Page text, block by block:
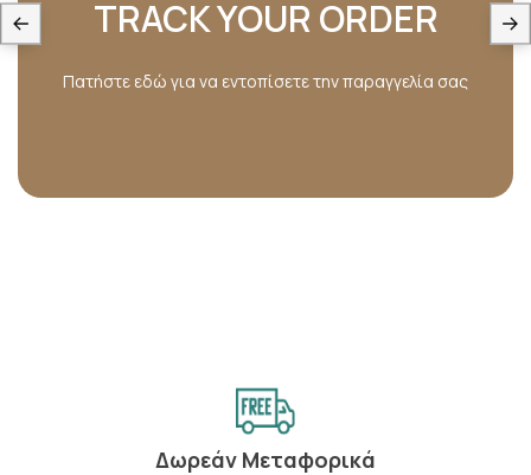
TRACK YOUR ORDER
Πατήστε εδώ για να εντοπίσετε την παραγγελία σας
Δωρεάν Μεταφορικά